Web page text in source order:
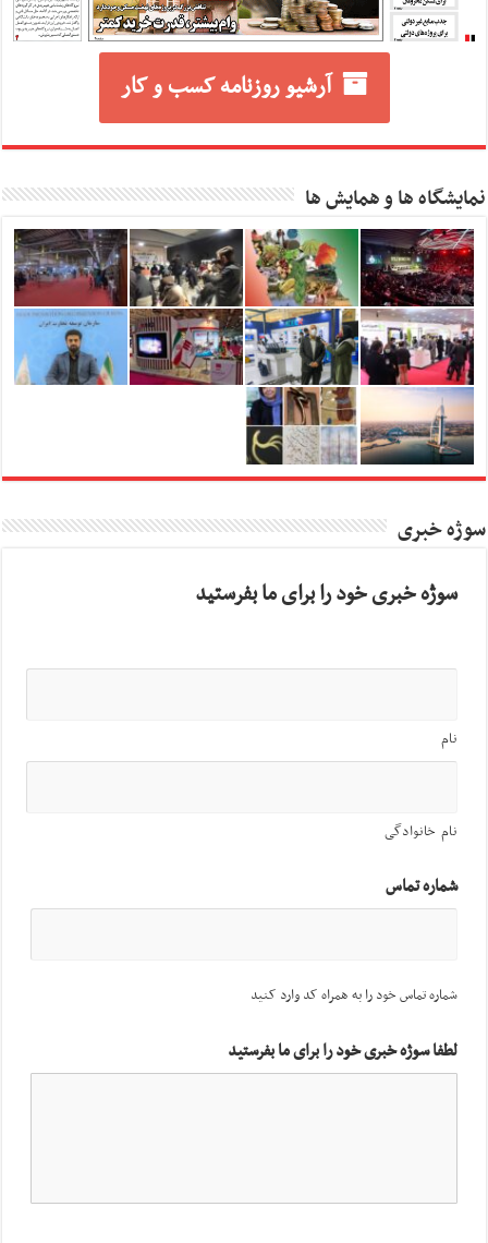
آرشیو روزنامه کسب و کار
نمایشگاه ها و همایش ها
سوژه خبری
سوژه خبری خود را برای ما بفرستید
نام
نام خانوادگی
شماره تماس
شماره تماس خود را به همراه کد وارد کنید
لطفا سوژه خبری خود را برای ما بفرستید